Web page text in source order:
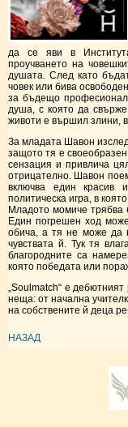
да се яви в
проучването на
душата. След като
човек или бива
за бъдещо
душа, с която да
животи е вършил злини,
За младата Шавон
защото тя е
сензация и привлича
отрицателно. Шавон
включва един красив
политическа игра, в
Младото момиче трябва
Един погрешен ход
обича, а тя не може да
чувствата й. Тук тя
благородните са
която победата или
„Soulmatch“ е
неща: от начална
на собствените й деца
НАЗАД